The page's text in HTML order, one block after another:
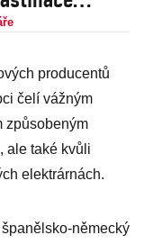
jít strach
producentů
čelí vážným
způsobeným
ale také kvůli
elektrárnách.
španělsko-německý